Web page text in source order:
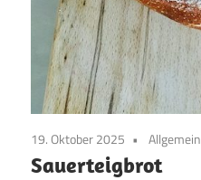
19. Oktober 2025 Allgemein
Sauerteigbrot